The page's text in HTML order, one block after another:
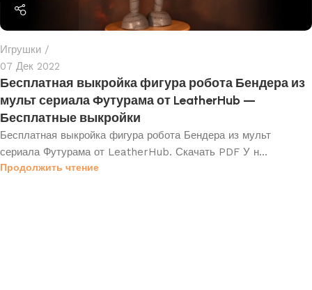
Игрушки
07 Дек 2022
Бесплатная выкройка фигура робота Бендера из
мульт сериала Футурама от LeatherHub —
Бесплатные выкройки
Бесплатная выкройка фигура робота Бендера из мульт
сериала Футурама от LeatherHub. Скачать PDF У н...
Продолжить чтение